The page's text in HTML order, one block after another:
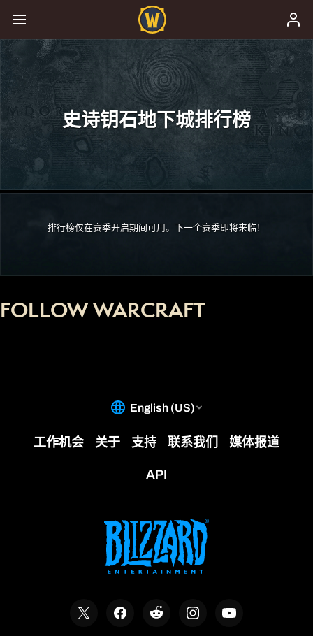
史诗钥石地下城排行榜
排行榜仅在赛季开启期间可用。下一个赛季即将来临！
FOLLOW WARCRAFT